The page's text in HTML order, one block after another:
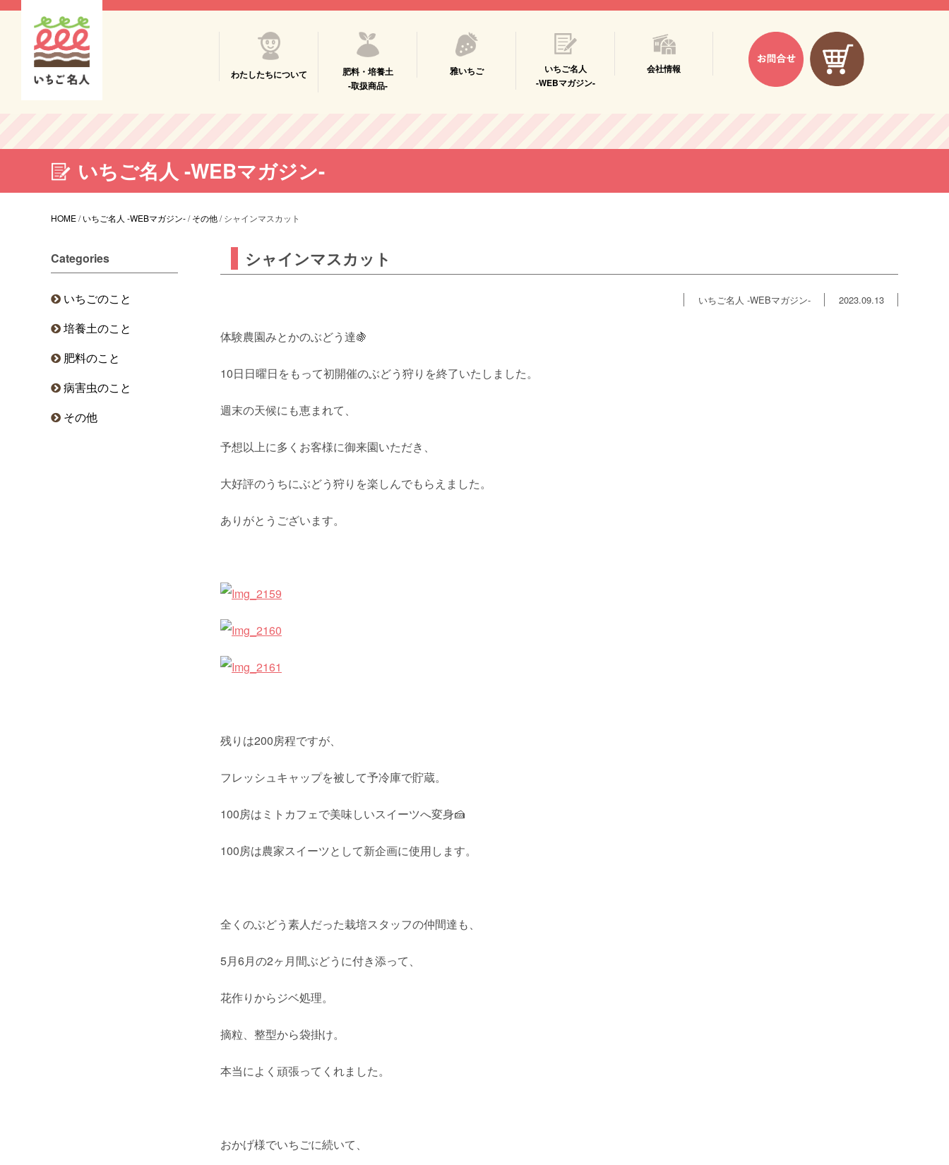
わたしたちについて
肥料・培養土
-取扱商品-
雅いちご
いちご名人
-WEBマガジン-
会社情報
いちご名人 -WEBマガジン-
HOME/いちご名人 -WEBマガジン-/その他/シャインマスカット
シャインマスカット
いちご名人 -WEBマガジン- 2023.09.13
体験農園みとかのぶどう達🍇
10日日曜日をもって初開催のぶどう狩りを終了いたしました。
週末の天候にも恵まれて、
予想以上に多くお客様に御来園いただき、
大好評のうちにぶどう狩りを楽しんでもらえました。
ありがとうございます。
残りは200房程ですが、
フレッシュキャップを被して予冷庫で貯蔵。
100房はミトカフェで美味しいスイーツへ変身🍰
100房は農家スイーツとして新企画に使用します。
全くのぶどう素人だった栽培スタッフの仲間達も、
5月6月の2ヶ月間ぶどうに付き添って、
花作りからジベ処理。
摘粒、整型から袋掛け。
本当によく頑張ってくれました。
おかげ様でいちごに続いて、
Categories
いちごのこと
培養土のこと
肥料のこと
病害虫のこと
その他